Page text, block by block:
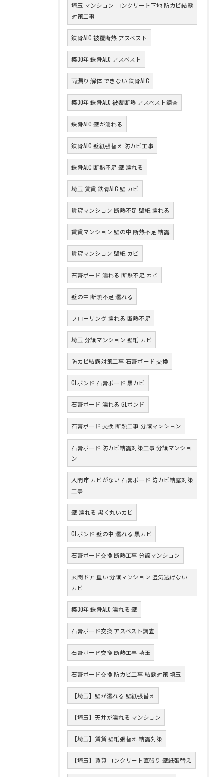
埼玉 マンション コンクリート下地 防カビ結露
対策工事
鉄骨ALC 被覆断熱 アスベスト
築30年 鉄骨ALC アスベスト
雨漏り 解体 できない 鉄骨ALC
築30年 鉄骨ALC 被覆断熱 アスベスト調査
鉄骨ALC 壁が濡れる
鉄骨ALC 壁紙張替え 防カビ工事
鉄骨ALC 断熱不足 壁 濡れる
埼玉 賃貸 鉄骨ALC 壁 カビ
賃貸マンション 断熱不足 壁紙 濡れる
賃貸マンション 壁の中 断熱不足 結露
賃貸マンション 壁紙 カビ
石膏ボード 濡れる 断熱不足 カビ
壁の中 断熱不足 濡れる
フローリング 濡れる 断熱不足
埼玉 分譲マンション 壁紙 カビ
防カビ結露対策工事 石膏ボード 交換
GLボンド 石膏ボード 黒カビ
石膏ボード 濡れる GLボンド
石膏ボード 交換 断熱工事 分譲マンション
石膏ボード 防カビ結露対策工事 分譲マンショ
ン
入間市 カビがない 石膏ボード 防カビ結露対策
工事
壁 濡れる 黒く丸いカビ
GLボンド 壁の中 濡れる 黒カビ
石膏ボード交換 断熱工事 分譲マンション
玄関ドア 重い 分譲マンション 湿気逃げない
カビ
築30年 鉄骨ALC 濡れる 壁
石膏ボード交換 アスベスト調査
石膏ボード交換 断熱工事 埼玉
石膏ボード交換 防カビ工事 結露対策 埼玉
【埼玉】壁が濡れる 壁紙張替え
【埼玉】天井が濡れる マンション
【埼玉】賃貸 壁紙張替え 結露対策
【埼玉】賃貸 コンクリート直張り 壁紙張替え